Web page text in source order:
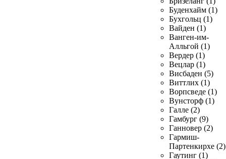
Буденхайм (1)
Бухгольц (1)
Вайден (1)
Ванген-им-
Алльгой (1)
Вердер (1)
Вецлар (1)
Висбаден (5)
Виттлих (1)
Ворпсведе (1)
Вунсторф (1)
Галле (2)
Гамбург (9)
Ганновер (2)
Гармиш-
Партенкирхе (2)
Гаутинг (1)